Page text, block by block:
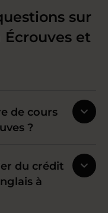
sur
Écrouves et
de cours
?
du crédit
à